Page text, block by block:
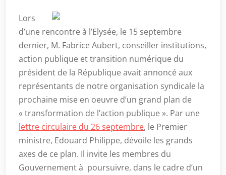
Lors
d’une rencontre à l’Elysée, le 15 septembre
dernier, M. Fabrice Aubert, conseiller institutions,
action publique et transition numérique du
président de la République avait annoncé aux
représentants de notre organisation syndicale la
prochaine mise en oeuvre d’un grand plan de
« transformation de l’action publique ». Par une
lettre circulaire du 26 septembre, le Premier
ministre, Edouard Philippe, dévoile les grands
axes de ce plan. Il invite les membres du
Gouvernement à poursuivre, dans le cadre d’un